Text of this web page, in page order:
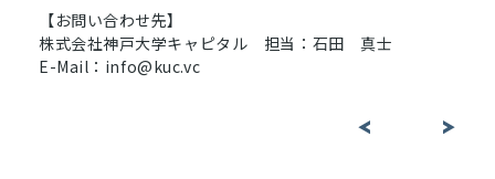
【お問い合わせ先】
株式会社神戸大学キャピタル 担当：石田 真士
E-Mail：info@kuc.vc
< >